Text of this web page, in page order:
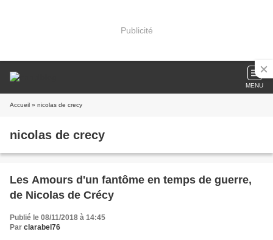
Publicité
MENU
Accueil » nicolas de crecy
nicolas de crecy
Les Amours d'un fantôme en temps de guerre,
de Nicolas de Crécy
Publié le 08/11/2018 à 14:45
Par clarabel76